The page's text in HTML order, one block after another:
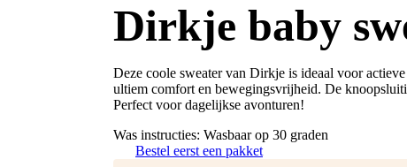
Dirkje baby
Deze coole sweater van Dirkje is ideaal voor
ultiem comfort en bewegingsvrijheid. De
Perfect voor dagelijkse avonturen!
Was instructies: Wasbaar op 30 graden
Bestel eerst een pakket